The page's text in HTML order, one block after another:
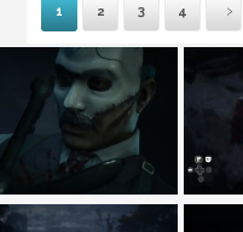
1 2 3 4
Suivante
Dernière